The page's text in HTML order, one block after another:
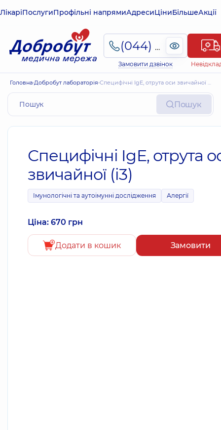
ЛікаріПослугиПрофільні напрямиАдресиЦіниБільшеАкції
(044) 495-2-888
Замовити дзвінок
Головна Добробут лабораторія Специфічні IgE, отрута оси звичайної (i3)
Пошук
Специфічні IgE, отрута
звичайної (i3)
Імунологічні та аутоімунні дослідження Алергії
Ціна: 670 грн
Додати в кошик Замовити